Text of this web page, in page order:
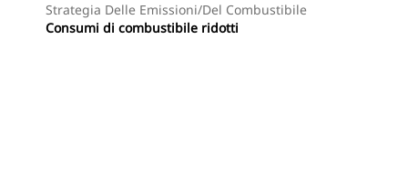
Strategia Delle Emissioni/del Combustibile
Consumi di combustibile ridotti